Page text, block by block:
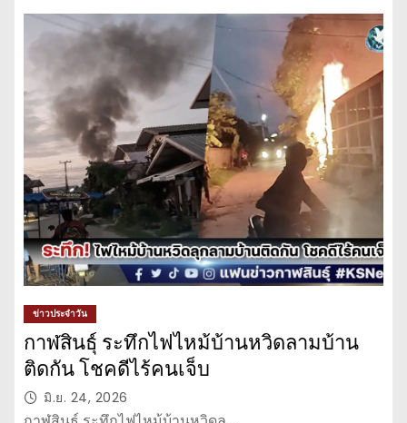
ข่าวประจำวัน
กาฬสินธุ์ ระทึกไฟไหม้บ้านหวิดลามบ้าน
ติดกัน โชคดีไร้คนเจ็บ
มิ.ย. 24, 2026